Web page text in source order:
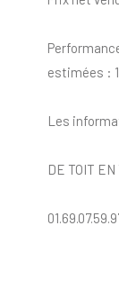
estimées :
Les
DE TOIT